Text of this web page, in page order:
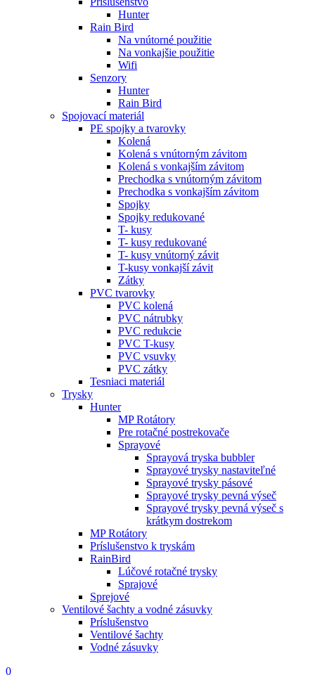
Hunter
Rain Bird
Na vnútorné použitie
Na vonkajšie použitie
Wifi
Senzory
Hunter
Rain Bird
Spojovací materiál
PE spojky a tvarovky
Kolená
Kolená s vnútorným závitom
Kolená s vonkajším závitom
Prechodka s vnútorným závitom
Prechodka s vonkajším závitom
Spojky
Spojky redukované
T- kusy
T- kusy redukované
T- kusy vnútorný závit
T-kusy vonkajší závit
Zátky
PVC tvarovky
PVC kolená
PVC nátrubky
PVC redukcie
PVC T-kusy
PVC vsuvky
PVC zátky
Tesniaci materiál
Trysky
Hunter
MP Rotátory
Pre rotačné postrekovače
Sprayové
Sprayová tryska bubbler
Sprayové trysky nastaviteľné
Sprayové trysky pásové
Sprayové trysky pevná výseč
Sprayové trysky pevná výseč s
krátkym dostrekom
MP Rotátory
Príslušenstvo k tryskám
RainBird
Lúčové rotačné trysky
Sprajové
Sprejové
Ventilové šachty a vodné zásuvky
Príslušenstvo
Ventilové šachty
Vodné zásuvky
0